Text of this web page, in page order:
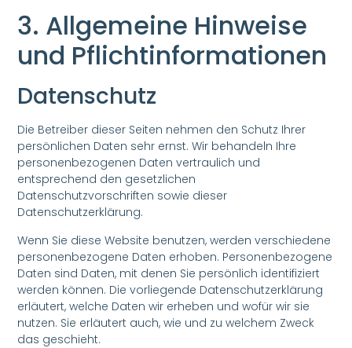
3. Allgemeine Hinweise
und Pflicht­informationen
Datenschutz
Die Betreiber dieser Seiten nehmen den Schutz Ihrer
persönlichen Daten sehr ernst. Wir behandeln Ihre
personenbezogenen Daten vertraulich und
entsprechend den gesetzlichen
Datenschutzvorschriften sowie dieser
Datenschutzerklärung.
Wenn Sie diese Website benutzen, werden verschiedene
personenbezogene Daten erhoben. Personenbezogene
Daten sind Daten, mit denen Sie persönlich identifiziert
werden können. Die vorliegende Datenschutzerklärung
erläutert, welche Daten wir erheben und wofür wir sie
nutzen. Sie erläutert auch, wie und zu welchem Zweck
das geschieht.